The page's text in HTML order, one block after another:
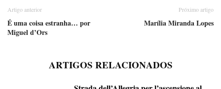
Artigo anterior
É uma coisa estranha… por
Miguel d’Ors
Próximo artigo
Marília Miranda Lopes
ARTIGOS RELACIONADOS